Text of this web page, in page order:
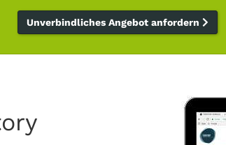
Unverbindliches Angebot anfordern